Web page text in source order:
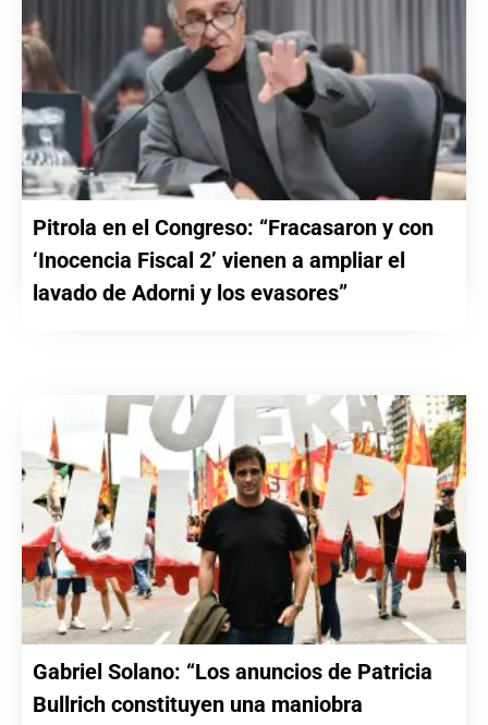
Pitrola en el Congreso: “Fracasaron y con
‘Inocencia Fiscal 2’ vienen a ampliar el
lavado de Adorni y los evasores”
Gabriel Solano: “Los anuncios de Patricia
Bullrich constituyen una maniobra